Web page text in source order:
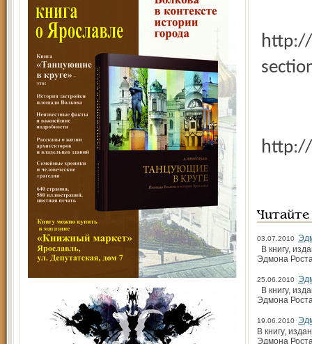
http://www.knigoboz.ru/?
03.07.2010
В книгу,
Эдмона
25.06.2010
В книгу,
Эдмона
19.06.2010
В книгу,
Эдмона